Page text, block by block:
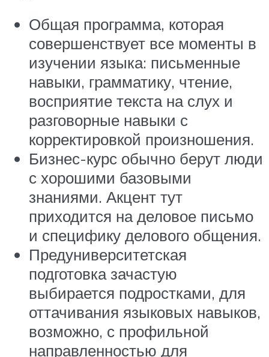
Общая программа, которая
совершенствует все моменты в
изучении языка: письменные
навыки, грамматику, чтение,
восприятие текста на слух и
разговорные навыки с
корректировкой произношения.
Бизнес-курс обычно берут люди
с хорошими базовыми
знаниями. Акцент тут
приходится на деловое письмо
и специфику делового общения.
Предуниверситетская
подготовка зачастую
выбирается подростками, для
оттачивания языковых навыков,
возможно, с профильной
направленностью для